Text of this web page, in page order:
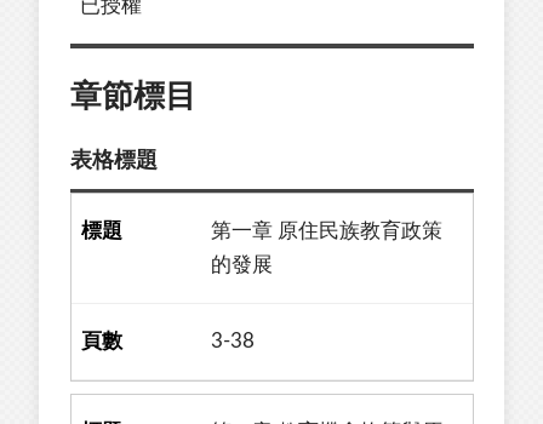
已授權
章節標目
表格標題
第一章 原住民族教育政策
的發展
3-38